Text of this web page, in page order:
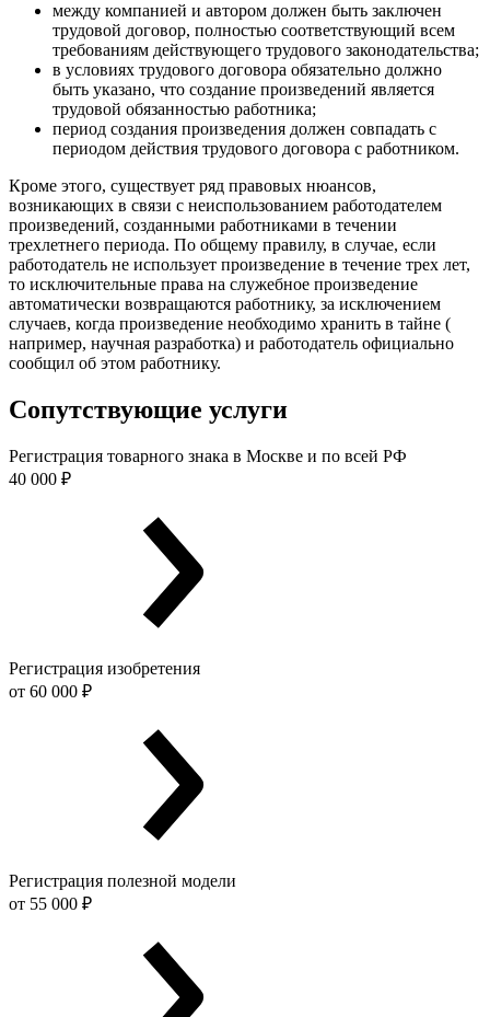
между компанией и автором должен быть заключен
трудовой договор, полностью соответствующий всем
требованиям действующего трудового законодательства;
в условиях трудового договора обязательно должно
быть указано, что создание произведений является
трудовой обязанностью работника;
период создания произведения должен совпадать с
периодом действия трудового договора с работником.
Кроме этого, существует ряд правовых нюансов,
возникающих в связи с неиспользованием работодателем
произведений, созданными работниками в течении
трехлетнего периода. По общему правилу, в случае, если
работодатель не использует произведение в течение трех лет,
то исключительные права на служебное произведение
автоматически возвращаются работнику, за исключением
случаев, когда произведение необходимо хранить в тайне (
например, научная разработка) и работодатель официально
сообщил об этом работнику.
Сопутствующие услуги
Регистрация товарного знака в Москве и по всей РФ
40 000 ₽
Регистрация изобретения
от 60 000 ₽
Регистрация полезной модели
от 55 000 ₽